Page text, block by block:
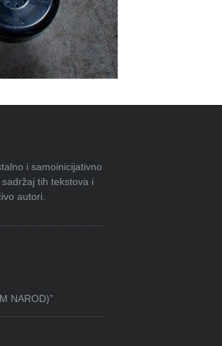
i samoinicijativno
tih tekstova i
autori.
NAROD)”